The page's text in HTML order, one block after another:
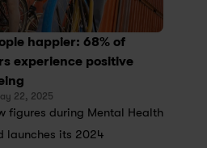
happier: 68% of
experience positive
22, 2025
figures during Mental Health
launches its 2024